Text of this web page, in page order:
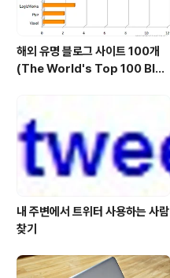
해외 유명 블로그 사이트 100개
(The World's Top 100 Blog
내 주변에서 트위터 사용하는 사람
찾기